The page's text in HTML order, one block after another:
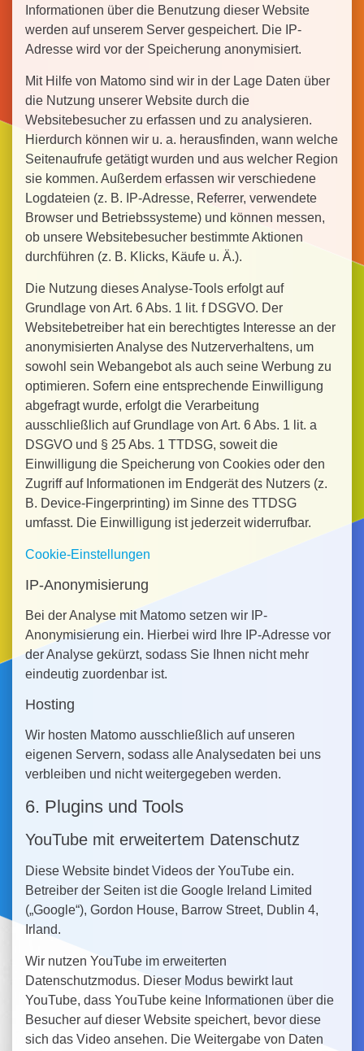
Informationen über die Benutzung dieser Website
werden auf unserem Server gespeichert. Die IP-
Adresse wird vor der Speicherung anonymisiert.
Mit Hilfe von Matomo sind wir in der Lage Daten über
die Nutzung unserer Website durch die
Websitebesucher zu erfassen und zu analysieren.
Hierdurch können wir u. a. herausfinden, wann welche
Seitenaufrufe getätigt wurden und aus welcher Region
sie kommen. Außerdem erfassen wir verschiedene
Logdateien (z. B. IP-Adresse, Referrer, verwendete
Browser und Betriebssysteme) und können messen,
ob unsere Websitebesucher bestimmte Aktionen
durchführen (z. B. Klicks, Käufe u. Ä.).
Die Nutzung dieses Analyse-Tools erfolgt auf
Grundlage von Art. 6 Abs. 1 lit. f DSGVO. Der
Websitebetreiber hat ein berechtigtes Interesse an der
anonymisierten Analyse des Nutzerverhaltens, um
sowohl sein Webangebot als auch seine Werbung zu
optimieren. Sofern eine entsprechende Einwilligung
abgefragt wurde, erfolgt die Verarbeitung
ausschließlich auf Grundlage von Art. 6 Abs. 1 lit. a
DSGVO und § 25 Abs. 1 TTDSG, soweit die
Einwilligung die Speicherung von Cookies oder den
Zugriff auf Informationen im Endgerät des Nutzers (z.
B. Device-Fingerprinting) im Sinne des TTDSG
umfasst. Die Einwilligung ist jederzeit widerrufbar.
Cookie-Einstellungen
IP-Anonymisierung
Bei der Analyse mit Matomo setzen wir IP-
Anonymisierung ein. Hierbei wird Ihre IP-Adresse vor
der Analyse gekürzt, sodass Sie Ihnen nicht mehr
eindeutig zuordenbar ist.
Hosting
Wir hosten Matomo ausschließlich auf unseren
eigenen Servern, sodass alle Analysedaten bei uns
verbleiben und nicht weitergegeben werden.
6. Plugins und Tools
YouTube mit erweitertem Datenschutz
Diese Website bindet Videos der YouTube ein.
Betreiber der Seiten ist die Google Ireland Limited
(„Google“), Gordon House, Barrow Street, Dublin 4,
Irland.
Wir nutzen YouTube im erweiterten
Datenschutzmodus. Dieser Modus bewirkt laut
YouTube, dass YouTube keine Informationen über die
Besucher auf dieser Website speichert, bevor diese
sich das Video ansehen. Die Weitergabe von Daten